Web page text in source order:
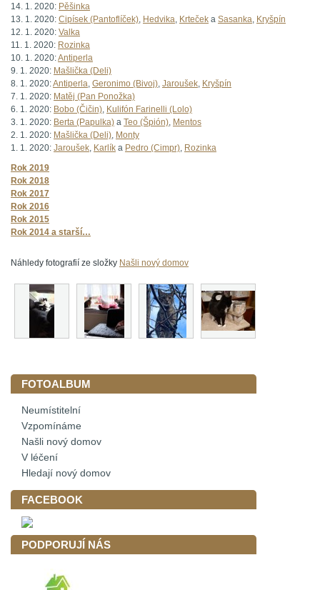
14. 1. 2020: Pěšinka
13. 1. 2020: Cipísek (Pantoflíček), Hedvika, Krteček a Sasanka, Kryšpín
12. 1. 2020: Valka
11. 1. 2020: Rozinka
10. 1. 2020:Antiperla
9. 1. 2020: Mašlička (Deli)
8. 1. 2020:Antiperla, Geronimo (Bivoj), Jaroušek, Kryšpín
7. 1. 2020: Matěj (Pan Ponožka)
6. 1. 2020: Bobo (Čičin), Kulifón Farinelli (Lolo)
3. 1. 2020: Berta (Papulka) a Teo (Špión), Mentos
2. 1. 2020: Mašlička (Deli), Monty
1. 1. 2020: Jaroušek, Karlík a Pedro (Cimpr), Rozinka
Rok 2019
Rok 2018
Rok 2017
Rok 2016
Rok 2015
Rok 2014 a starší…
Náhledy fotografií ze složky Našli nový domov
FOTOALBUM
Neumístitelní
Vzpomínáme
Našli nový domov
V léčení
Hledají nový domov
FACEBOOK
PODPORUJÍ NÁS